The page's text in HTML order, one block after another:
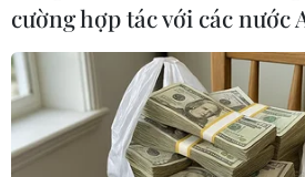
Nam đã có sáng kiến đề
mộtTrung tâm khu vực của
suốt đời đặt tại Hà Nội.
Hiện nay, BộGiáo dục Việt
cùng Ban Thư ký SEAMEO
cường hợp tác với các nước